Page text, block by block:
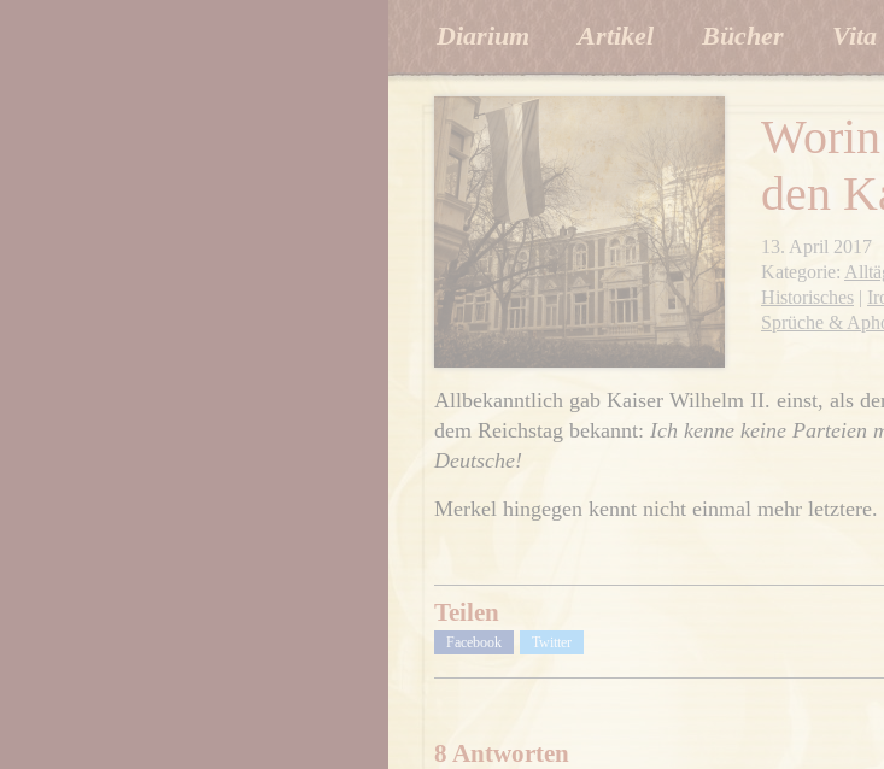
Diarium Artikel Bücher Vita
den
13. April 2017
Kategorie:
Historisches |
Sprüche &
Allbekanntlich gab Kaiser Wilhelm II. einst, als
dem Reichstag bekannt: Ich kenne keine Parteien
Deutsche!
Merkel hingegen kennt nicht einmal mehr letztere.
Teilen
Facebook Twitter
8 Antworten